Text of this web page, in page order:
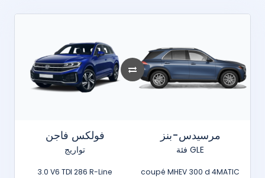
فولكس فاجن
تواريج
3.0 V6 TDI 286 R-Line
مرسيدس-بنز
فئة GLE
coupé MHEV 300 d 4MATIC